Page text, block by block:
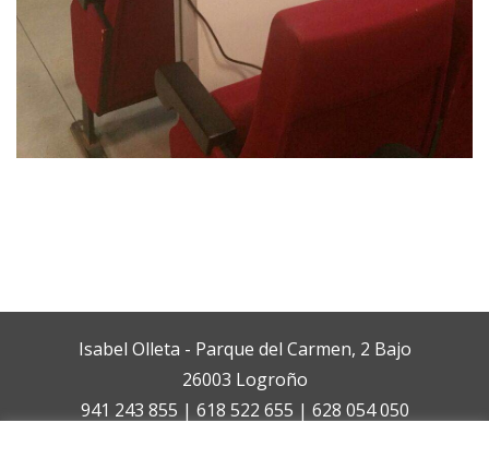
Isabel Olleta - Parque del Carmen, 2 Bajo
26003 Logroño
941 243 855 | 618 522 655 | 628 054 050